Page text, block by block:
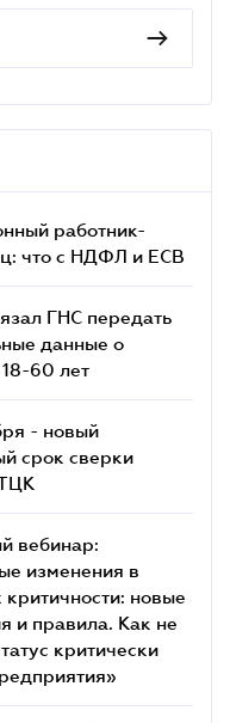
работник-
что с НДФЛ и ЕСВ
ГНС передать
данные о
60 лет
- новый
срок сверки
вебинар:
изменения в
критичности: новые
и правила. Как не
критически